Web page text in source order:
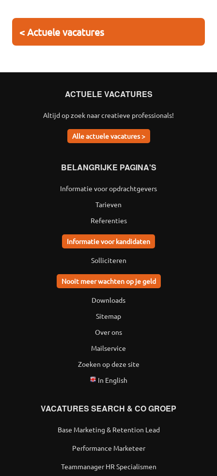
< Actuele vacatures
ACTUELE VACATURES
Altijd op zoek naar creatieve professionals!
Alle actuele vacatures >
BELANGRIJKE PAGINA'S
Informatie voor opdrachtgevers
Tarieven
Referenties
Informatie voor kandidaten
Solliciteren
Nooit meer wachten op je geld
Downloads
Sitemap
Over ons
Mailservice
Zoeken op deze site
In English
VACATURES SEARCH & CO GROEP
Base Marketing & Retention Lead
Performance Marketeer
Teammanager HR Specialismen